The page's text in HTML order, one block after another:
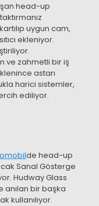
head-up
uygun cam,
ekleniyor.
ve zahmetli bir iş
astarı
harici sistemler,
ediliyor.
de head-up
Sanal Gösterge
Hudway Glass
anılan bir başka
kullanılıyor.